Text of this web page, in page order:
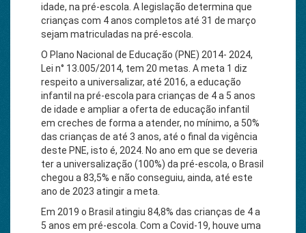
idade, na pré-escola. A legislação determina que
crianças com 4 anos completos até 31 de março
sejam matriculadas na pré-escola.
O Plano Nacional de Educação (PNE) 2014- 2024,
Lei n° 13.005/2014, tem 20 metas. A meta 1 diz
respeito a universalizar, até 2016, a educação
infantil na pré-escola para crianças de 4 a 5 anos
de idade e ampliar a oferta de educação infantil
em creches de forma a atender, no mínimo, a 50%
das crianças de até 3 anos, até o final da vigência
deste PNE, isto é, 2024. No ano em que se deveria
ter a universalização (100%) da pré-escola, o Brasil
chegou a 83,5% e não conseguiu, ainda, até este
ano de 2023 atingir a meta.
Em 2019 o Brasil atingiu 84,8% das crianças de 4 a
5 anos em pré-escola. Com a Covid-19, houve uma